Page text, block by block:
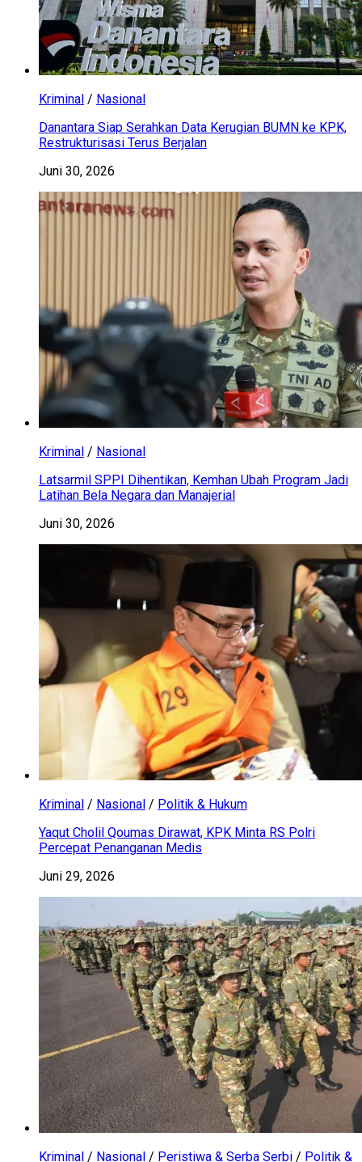
Kriminal / Nasional
Danantara Siap Serahkan Data Kerugian BUMN ke KPK,
Restrukturisasi Terus Berjalan
Juni 30, 2026
Kriminal / Nasional
Latsarmil SPPI Dihentikan, Kemhan Ubah Program Jadi
Latihan Bela Negara dan Manajerial
Juni 30, 2026
Kriminal / Nasional / Politik & Hukum
Yaqut Cholil Qoumas Dirawat, KPK Minta RS Polri
Percepat Penanganan Medis
Juni 29, 2026
Kriminal / Nasional / Peristiwa & Serba Serbi / Politik &